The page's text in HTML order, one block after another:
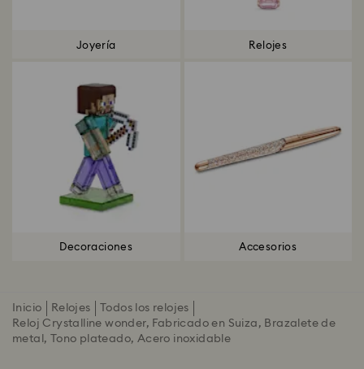
Joyería Relojes
Decoraciones Accesorios
Inicio Relojes
Todos los relojes
Reloj Crystalline wonder, Fabricado en Suiza, Brazalete de
metal, Tono plateado, Acero inoxidable